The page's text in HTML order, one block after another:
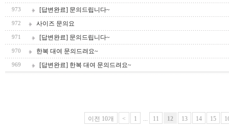
973 [답변완료] 문의드립니다~
972 사이즈 문의요
971 [답변완료] 문의드립니다~
970 한복 대여 문의드려요~
969 [답변완료] 한복 대여 문의드려요~
이전 10개 < 1 ... 11 12 13 14 15